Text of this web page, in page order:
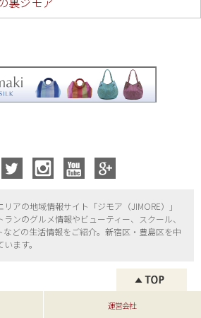
アの地域情報サイト「ジモア（JIMORE）」
ンのグルメ情報やビューティー、
スクール、
どの生活情報をご紹介。新宿区・ 豊島区を中
ます。
運営会社